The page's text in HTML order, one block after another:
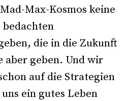
Max-Kosmos keine
die in die Zukunft
aber geben. Und wir
auf die Strategien
ein gutes Leben